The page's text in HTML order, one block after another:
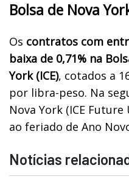
Bolsa de Nova
Os contratos com
baixa de 0,71% na
York (ICE), cotados a
por libra-peso. Na
Nova York (ICE
ao feriado de Ano
Notícias